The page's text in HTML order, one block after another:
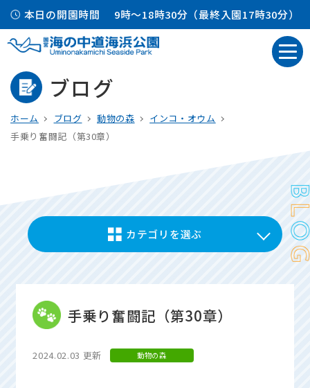
本日の開園時間 9時～18時30分（最終入園17時30分）
ブログ
ホーム ブログ 動物の森
インコ・オウム
手乗り奮闘記（第30章）
カテゴリを選ぶ
手乗り奮闘記（第30章）
2024.02.03 更新 動物の森